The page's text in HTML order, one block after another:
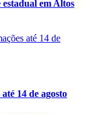
em Altos
14 de agosto